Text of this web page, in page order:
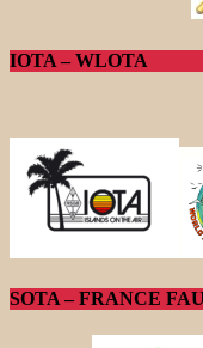
IOTA – WLOTA
SOTA – FRANCE